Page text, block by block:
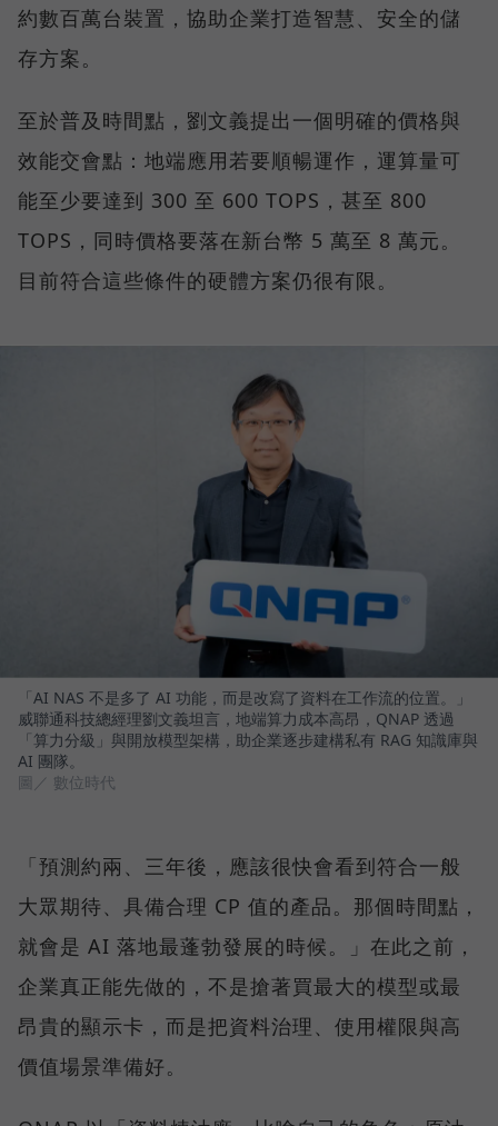
約數百萬台裝置，協助企業打造智慧、安全的儲
存方案。
至於普及時間點，劉文義提出一個明確的價格與
效能交會點：地端應用若要順暢運作，運算量可
能至少要達到 300 至 600 TOPS，甚至 800
TOPS，同時價格要落在新台幣 5 萬至 8 萬元。
目前符合這些條件的硬體方案仍很有限。
「AI NAS 不是多了 AI 功能，而是改寫了資料在工作流的位置。」
威聯通科技總經理劉文義坦言，地端算力成本高昂，QNAP 透過
「算力分級」與開放模型架構，助企業逐步建構私有 RAG 知識庫與
AI 團隊。
圖／ 數位時代
「預測約兩、三年後，應該很快會看到符合一般
大眾期待、具備合理 CP 值的產品。那個時間點，
就會是 AI 落地最蓬勃發展的時候。」在此之前，
企業真正能先做的，不是搶著買最大的模型或最
昂貴的顯示卡，而是把資料治理、使用權限與高
價值場景準備好。